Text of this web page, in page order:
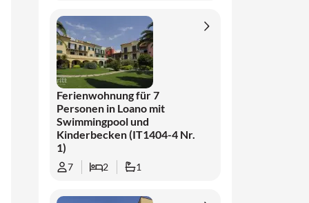
Ferienwohnung für 7
Personen in Loano mit
Swimmingpool und
Kinderbecken (IT1404-4 Nr.
1)
7 2 1